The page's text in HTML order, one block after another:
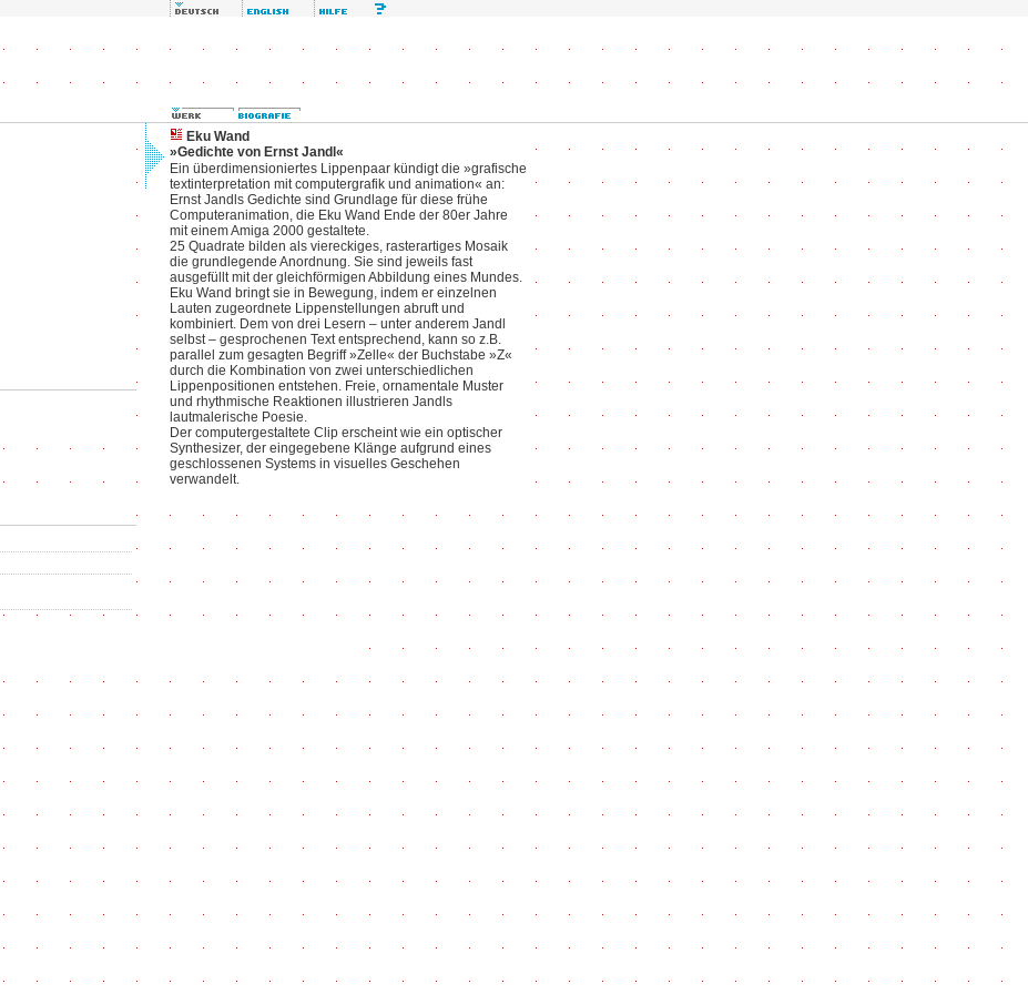
Eku Wand
»Gedichte von Ernst Jandl«
Ein überdimensioniertes Lippenpaar kündigt die »grafische
textinterpretation mit computergrafik und animation« an:
Ernst Jandls Gedichte sind Grundlage für diese frühe
Computeranimation, die Eku Wand Ende der 80er Jahre
mit einem Amiga 2000 gestaltete.
25 Quadrate bilden als viereckiges, rasterartiges Mosaik
die grundlegende Anordnung. Sie sind jeweils fast
ausgefüllt mit der gleichförmigen Abbildung eines Mundes.
Eku Wand bringt sie in Bewegung, indem er einzelnen
Lauten zugeordnete Lippenstellungen abruft und
kombiniert. Dem von drei Lesern – unter anderem Jandl
selbst – gesprochenen Text entsprechend, kann so z.B.
parallel zum gesagten Begriff »Zelle« der Buchstabe »Z«
durch die Kombination von zwei unterschiedlichen
Lippenpositionen entstehen. Freie, ornamentale Muster
und rhythmische Reaktionen illustrieren Jandls
lautmalerische Poesie.
Der computergestaltete Clip erscheint wie ein optischer
Synthesizer, der eingegebene Klänge aufgrund eines
geschlossenen Systems in visuelles Geschehen
verwandelt.